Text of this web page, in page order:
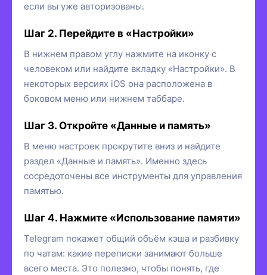
если вы уже авторизованы.
Шаг 2. Перейдите в «Настройки»
В нижнем правом углу нажмите на иконку с
человеком или найдите вкладку «Настройки». В
некоторых версиях iOS она расположена в
боковом меню или нижнем таббаре.
Шаг 3. Откройте «Данные и память»
В меню настроек прокрутите вниз и найдите
раздел «Данные и память». Именно здесь
сосредоточены все инструменты для управления
памятью.
Шаг 4. Нажмите «Использование памяти»
Telegram покажет общий объём кэша и разбивку
по чатам: какие переписки занимают больше
всего места. Это полезно, чтобы понять, где